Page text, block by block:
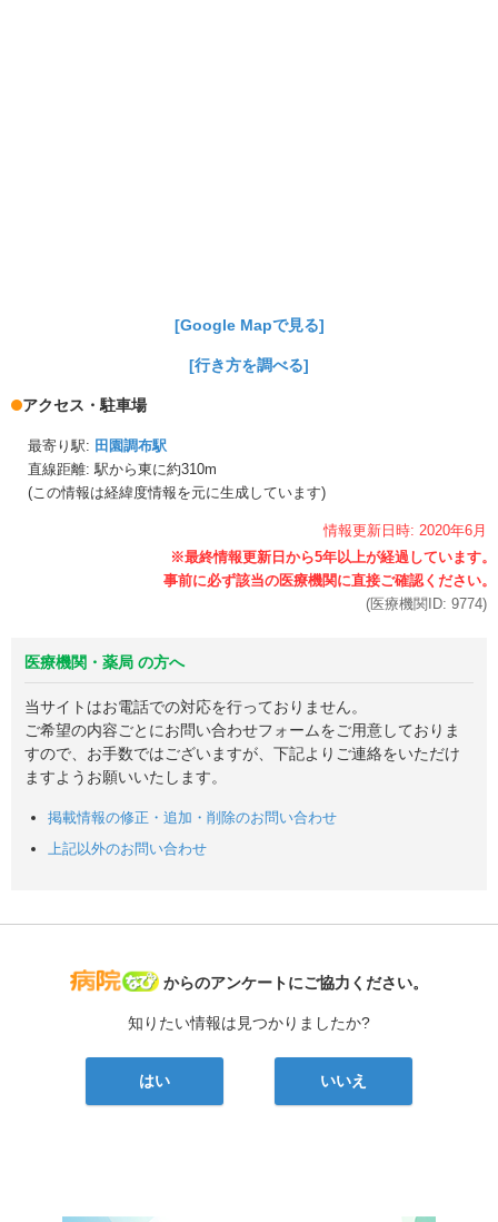
[Google Mapで見る]
[行き方を調べる]
アクセス・駐車場
最寄り駅: 田園調布駅
直線距離: 駅から東に約310m
(この情報は経緯度情報を元に生成しています)
情報更新日時: 2020年6月
(医療機関ID: 9774)
医療機関・薬局 の方へ
当サイトはお電話での対応を行っておりません。
ご希望の内容ごとにお問い合わせフォームをご用意しておりま
すので、お手数ではございますが、下記よりご連絡をいただけ
ますようお願いいたします。
掲載情報の修正・追加・削除のお問い合わせ
上記以外のお問い合わせ
病院なび
からのアンケートにご協力ください。
知りたい情報は見つかりましたか?
はい いいえ